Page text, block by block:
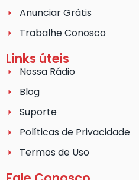
Anunciar Grátis
Trabalhe Conosco
Links úteis
Nossa Rádio
Blog
Suporte
Políticas de Privacidade
Termos de Uso